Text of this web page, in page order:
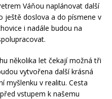
Váňou naplánovat další
ještě doslova a do písmene v
i nadále budou na
několika let čekají možná tři
vytvořena další krásná
myšlenku v realitu. Cesta
vstupem k našemu